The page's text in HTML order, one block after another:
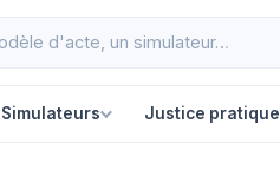
Simulateurs Justice pratique